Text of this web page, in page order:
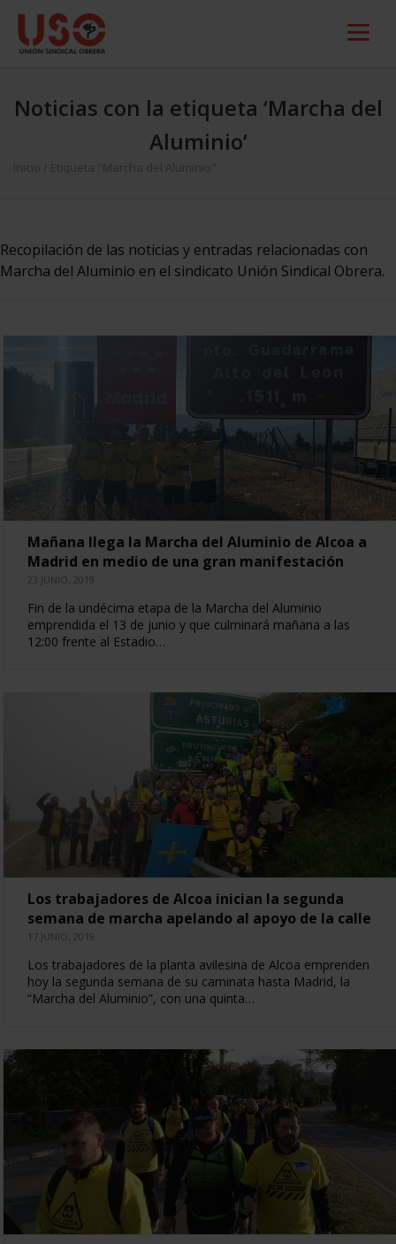
Noticias con la etiqueta ‘Marcha del
Aluminio’
Inicio Etiqueta "Marcha del Aluminio"
Recopilación de las noticias y entradas relacionadas con
Marcha del Aluminio en el sindicato Unión Sindical Obrera.
Mañana llega la Marcha del Aluminio de Alcoa a
Madrid en medio de una gran manifestación
23 JUNIO, 2019
Fin de la undécima etapa de la Marcha del Aluminio
emprendida el 13 de junio y que culminará mañana a las
12:00 frente al Estadio…
Los trabajadores de Alcoa inician la segunda
semana de marcha apelando al apoyo de la calle
17 JUNIO, 2019
Los trabajadores de la planta avilesina de Alcoa emprenden
hoy la segunda semana de su caminata hasta Madrid, la
“Marcha del Aluminio”, con una quinta…